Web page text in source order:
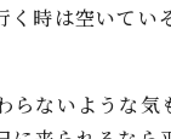
時は空いてい
ないような気